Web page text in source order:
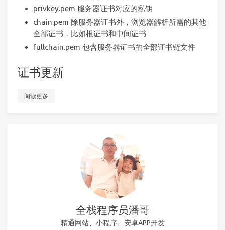
privkey.pem 服务器证书对应的私钥
chain.pem 除服务器证书外，浏览器解析所需的其他
全部证书，比如根证书和中间证书
fullchain.pem 包含服务器证书的全部证书链文件
证书更新
阅读更多
全栈程序员潘哥
精通网站、小程序、安卓APP开发